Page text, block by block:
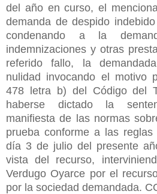
del año en curso, el
demanda de despido
condenando a la
indemnizaciones y otras
referido fallo, la
nulidad invocando el motivo
478 letra b) del Código del
haberse dictado la
manifiesta de las normas
prueba conforme a las
día 3 de julio del presente
vista del recurso,
Verdugo Oyarce por el
por la sociedad demandada.